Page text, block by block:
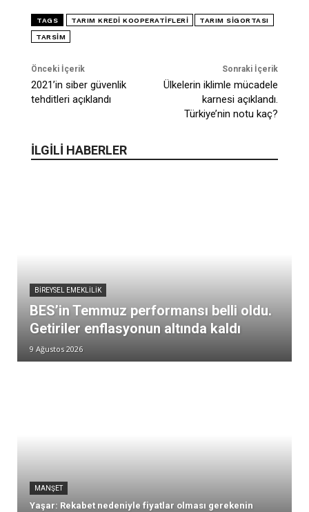
TAGS TARIM KREDI KOOPERATIFLERI TARIM SIGORTASI
TARSİM
Önceki İçerik
2021’in siber güvenlik
tehditleri açıklandı
Sonraki İçerik
Ülkelerin iklimle mücadele
karnesi açıklandı.
Türkiye’nin notu kaç?
İLGİLİ HABERLER
BIREYSEL EMEKLILIK
BES’in Temmuz performansı belli oldu.
Getiriler enflasyonun altında kaldı
9 Ağustos 2026
MANŞET
Yaşar: Rekabet nedeniyle fiyatlar olması gerekenin